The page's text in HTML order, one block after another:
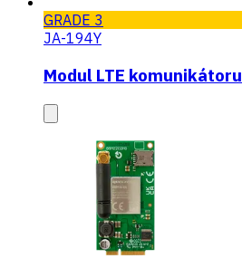
GRADE 3
JA-194Y
Modul LTE komunikátoru